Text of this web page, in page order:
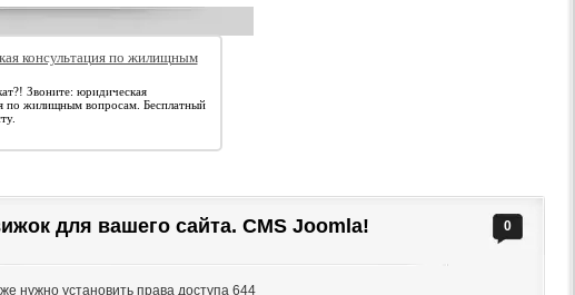
консультация по жилищным
Звоните: юридическая
по жилищным вопросам. Бесплатный
для вашего сайта. CMS Joomla! 0
нужно установить права доступа 644